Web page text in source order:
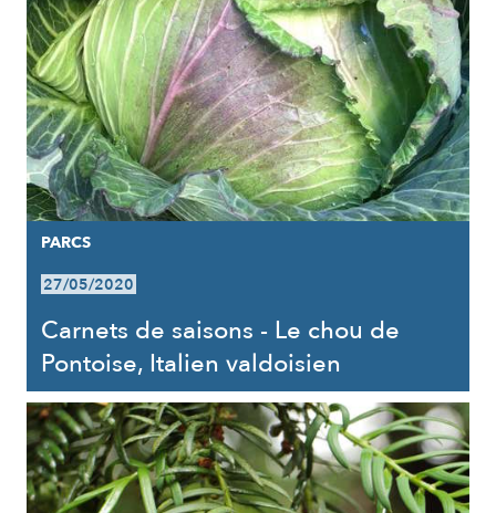
PARCS
27/05/2020
Carnets de saisons - Le chou de
Pontoise, Italien valdoisien